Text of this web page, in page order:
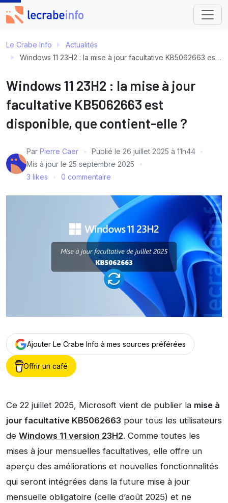
Le Crabe Info
Actualités
Windows 11 23H2 : la mise à jour facultative KB5062663 est disponible, que contient-elle ?
Windows 11 23H2 : la mise à jour
facultative KB5062663 est
disponible, que contient-elle ?
Par Pierre Caer Publié le 26 juillet 2025 à 11h44
Mis à jour le 25 septembre 2025
3 likes
0 commentaire
Ajouter Le Crabe Info à mes sources préférées
Offrir un café
Ce 22 juillet 2025, Microsoft vient de publier la mise à
jour facultative KB5062663 pour tous les utilisateurs
de Windows 11 version 23H2. Comme toutes les
mises à jour mensuelles facultatives, elle offre un
aperçu des améliorations et nouvelles fonctionnalités
qui seront intégrées dans la future mise à jour
mensuelle obligatoire (celle d’août 2025) et ne